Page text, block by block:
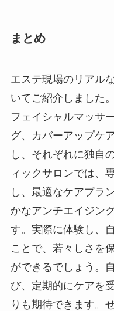
まとめ
エステ現場のリアル
いてご紹介しました
フェイシャルマッサ
グ、カバーアップケ
し、それぞれに独自
ィックサロンでは、
し、最適なケアプラ
かなアンチエイジン
す。実際に体験し、
ことで、若々しさを
ができるでしょう。
び、定期的にケアを
りも期待できます。